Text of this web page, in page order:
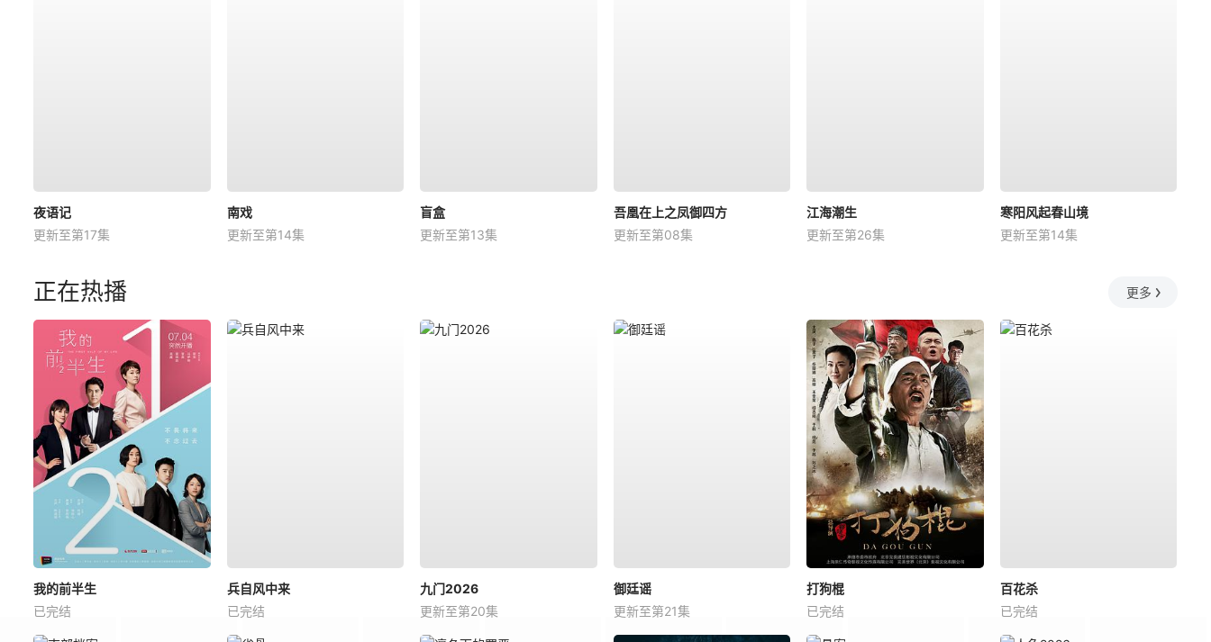
夜语记
更新至第17集
南戏
更新至第14集
盲盒
更新至第13集
吾凰在上之凤御四方
更新至第08集
江海潮生
更新至第26集
寒阳风起春山境
更新至第14集
正在热播 更多
我的前半生
已完结
兵自风中来
已完结
九门2026
更新至第20集
御廷谣
更新至第21集
打狗棍
已完结
百花杀
已完结